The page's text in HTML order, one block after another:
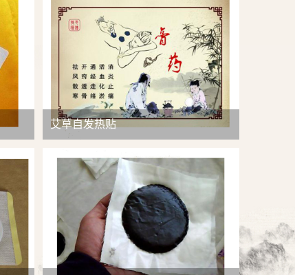
艾草自发热贴
查看详情